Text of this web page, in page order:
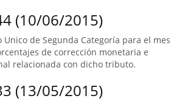
(10/06/2015)
de Segunda Categoría para el mes
de corrección monetaria e
relacionada con dicho tributo.
(13/05/2015)